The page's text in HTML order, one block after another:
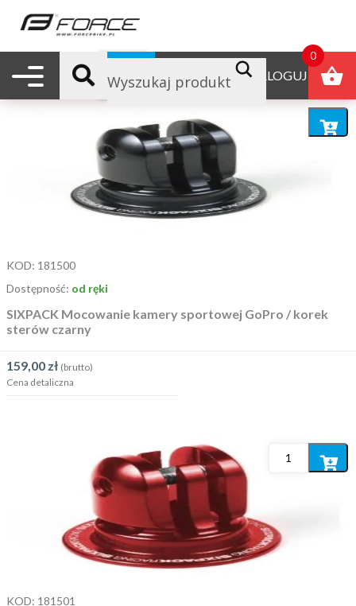
Nawigacja mobilna ZALOGUJ
B2B
strona główna / produkty oznaczone “gopro”
gopro
Domyślne sortowanie
KOD: 181500
Dostępność: od ręki
SIXPACK Mocowanie kamery sportowej GoPro / korek
sterów czarny
159,00 zł (brutto)
Cena detaliczna
Dodaj
KOD: 181501
Dodaj
0